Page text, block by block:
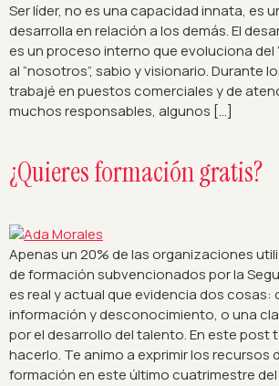
Ser líder, no es una capacidad innata, es
desarrolla en relación a los demás. El
es un proceso interno que evoluciona del
al “nosotros”, sabio y visionario. Durante
trabajé en puestos comerciales y de
muchos responsables, algunos […]
¿Quieres formación gratis?
Apenas un 20% de las organizaciones
de formación subvencionados por la
es real y actual que evidencia dos cosas:
información y desconocimiento, o una
por el desarrollo del talento. En este post
hacerlo. Te animo a exprimir los recursos
formación en este último cuatrimestre del